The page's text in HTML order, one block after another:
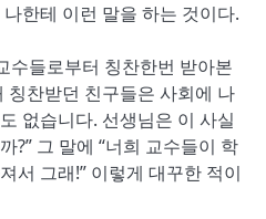
한테 이런 말을 하는 것이다.
수들로부터 칭찬한번 받아본
칭찬받던 친구들은 사회에 나
없습니다. 선생님은 이 사실
?” 그 말에 “너희 교수들이 학
서 그래!” 이렇게 대꾸한 적이